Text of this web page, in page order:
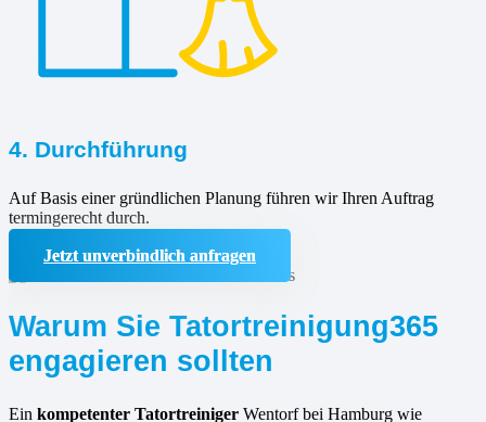
4. Durchführung
Auf Basis einer gründlichen Planung führen wir Ihren Auftrag
termingerecht durch.
Jetzt unverbindlich anfragen
Warum Sie Tatortreinigung365
engagieren sollten
Ein kompetenter Tatortreiniger Wentorf bei Hamburg wie